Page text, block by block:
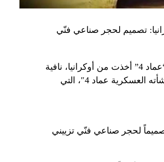
“عماد 4” مأخوذة من أوكرانيا: تصميم لحجر صناعي فنّي
نفق “عماد 4” أخذت من أوكرانيا، نافية
المزاعم المتداولة حول صورة “ملتقطة داخل أنفاق “الحزب” في منشأته العسكرية عماد 4″، التي
لحجر صناعي فنّي تزييني